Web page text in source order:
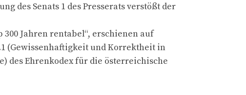
des Senats 1 des Presserats verstößt der
300 Jahren rentabel“, erschienen auf
(Gewissenhaftigkeit und Korrektheit in
des Ehrenkodex für die österreichische